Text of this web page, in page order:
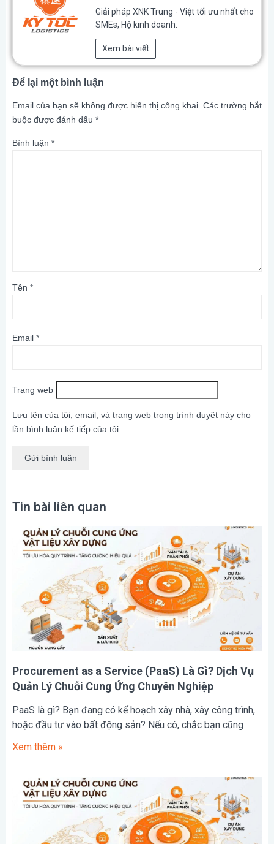
Giải pháp XNK Trung - Việt tối ưu nhất cho
SMEs, Hộ kinh doanh.
Xem bài viết
Để lại một bình luận
Email của bạn sẽ không được hiển thị công khai. Các trường bắt
buộc được đánh dấu *
Bình luận *
Tên *
Email *
Trang web
Lưu tên của tôi, email, và trang web trong trình duyệt này cho
lần bình luận kế tiếp của tôi.
Tin bài liên quan
Procurement as a Service (PaaS) Là Gì? Dịch Vụ
Quản Lý Chuỗi Cung Ứng Chuyên Nghiệp
PaaS là gì? Bạn đang có kế hoạch xây nhà, xây công trình,
hoặc đầu tư vào bất động sản? Nếu có, chắc bạn cũng
Xem thêm »